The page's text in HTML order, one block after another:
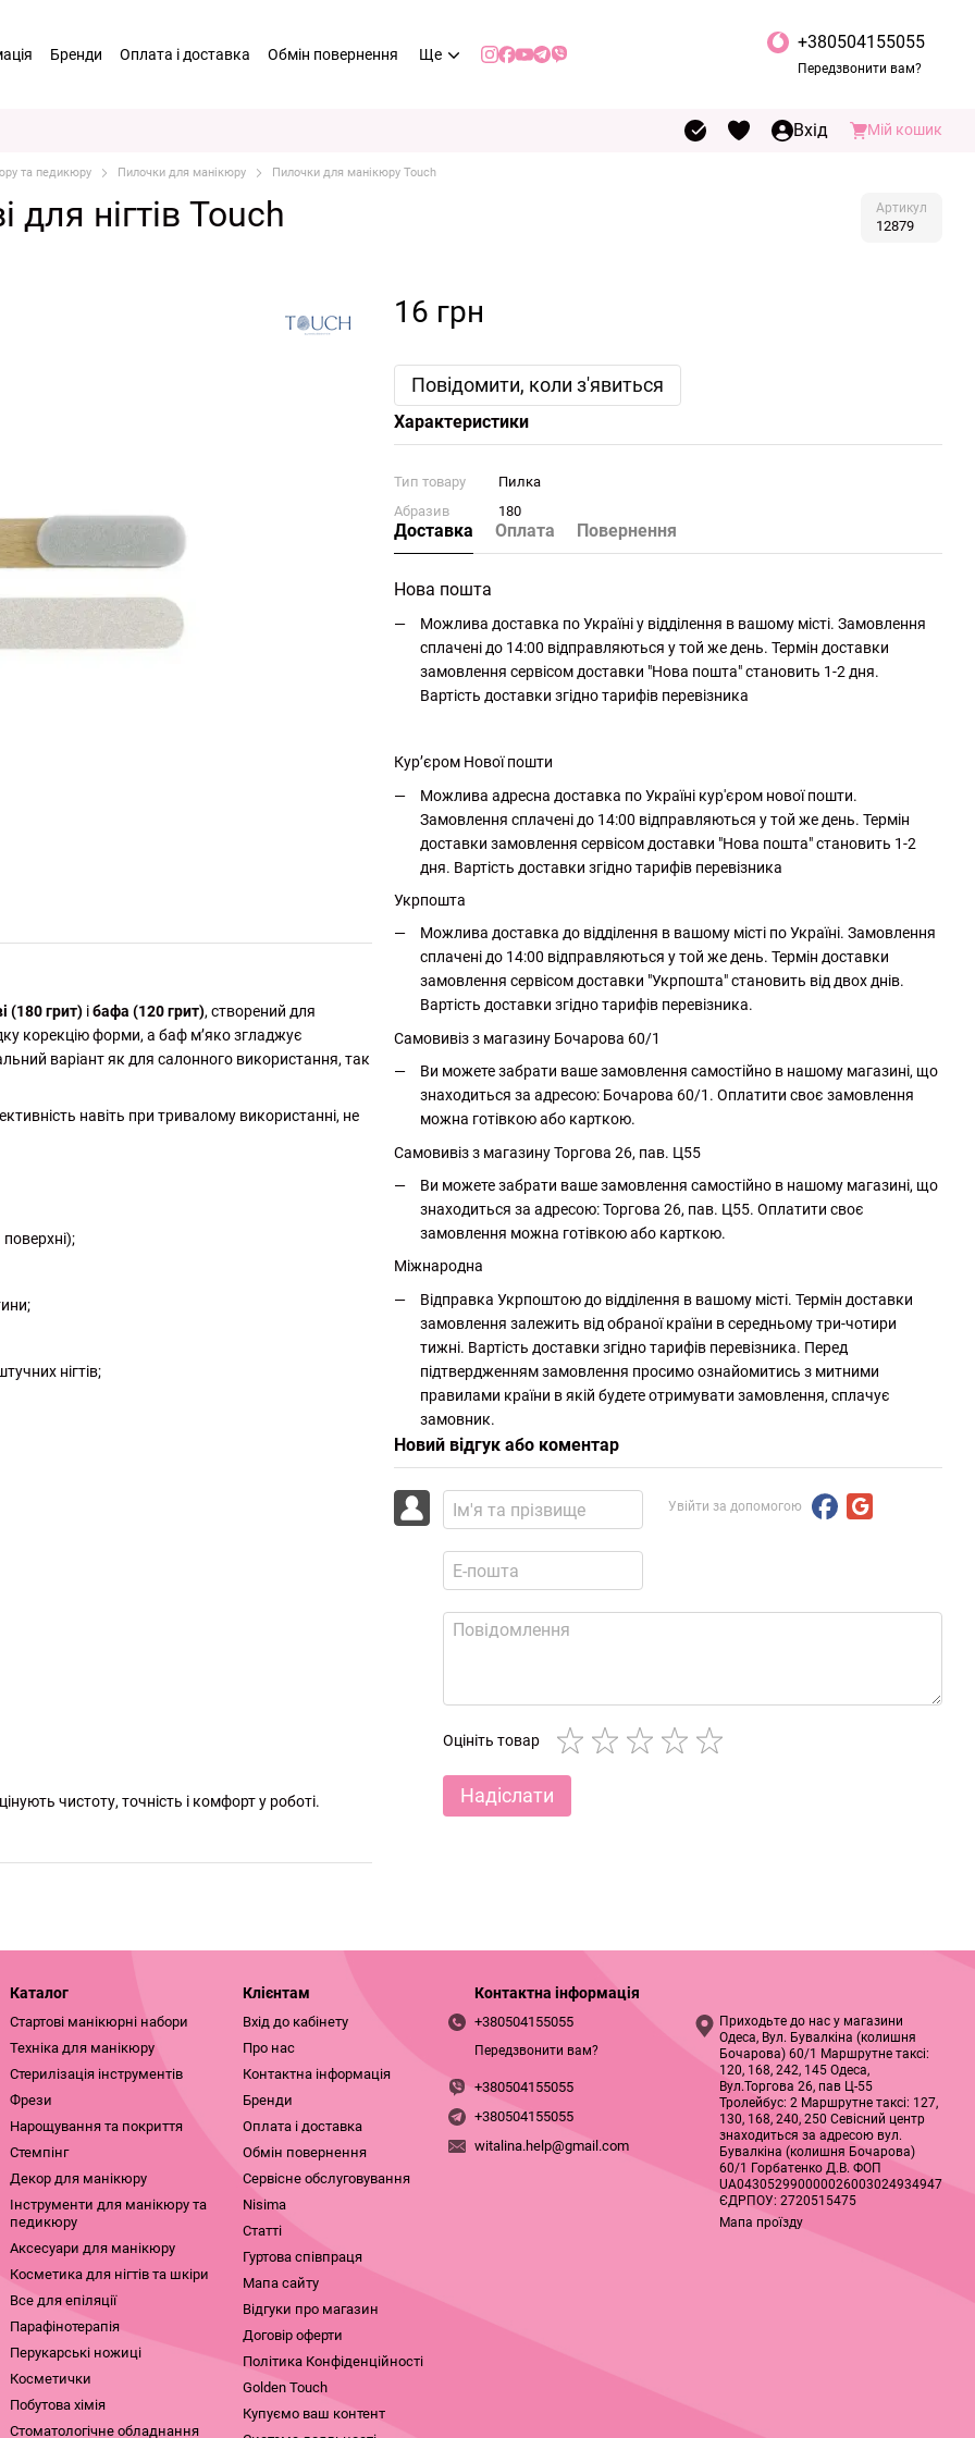
Бренди Оплата і доставка Обмін повернення Ще
+380504155055
Передзвонити вам?
Вхід Мій кошик
та педикюру Пилочки для манікюру Пилочки для манікюру Touch
нігтів Touch Артикул
12879
(180 грит) ібафа (120 грит), створений для
корекцію форми, а баф м’яко згладжує
варіант як для салонного використання, так
навіть при тривалому використанні, не
нігтів;
чистоту, точність і комфорт у роботі.
16 грн
Повідомити, коли з'явиться
Характеристики
Тип товару
Пилка
Абразив
180
Доставка Оплата Повернення
Нова пошта
Можлива доставка по Україні у відділення в вашому місті. Замовлення
сплачені до 14:00 відправляються у той же день. Термін доставки
замовлення сервісом доставки "Нова пошта" становить 1-2 дня.
Вартість доставки згідно тарифів перевізника
Кур’єром Нової пошти
Можлива адресна доставка по Україні кур'єром нової пошти.
Замовлення сплачені до 14:00 відправляються у той же день. Термін
доставки замовлення сервісом доставки "Нова пошта" становить 1-2
дня. Вартість доставки згідно тарифів перевізника
Укрпошта
Можлива доставка до відділення в вашому місті по Україні. Замовлення
сплачені до 14:00 відправляються у той же день. Термін доставки
замовлення сервісом доставки "Укрпошта" становить від двох днів.
Вартість доставки згідно тарифів перевізника.
Самовивіз з магазину Бочарова 60/1
Ви можете забрати ваше замовлення самостійно в нашому магазині, що
знаходиться за адресою: Бочарова 60/1. Оплатити своє замовлення
можна готівкою або карткою.
Самовивіз з магазину Торгова 26, пав. Ц55
Ви можете забрати ваше замовлення самостійно в нашому магазині, що
знаходиться за адресою: Торгова 26, пав. Ц55. Оплатити своє
замовлення можна готівкою або карткою.
Міжнародна
Відправка Укрпоштою до відділення в вашому місті. Термін доставки
замовлення залежить від обраної країни в середньому три-чотири
тижні. Вартість доставки згідно тарифів перевізника. Перед
підтвердженням замовлення просимо ознайомитись з митними
правилами країни в якій будете отримувати замовлення, сплачує
замовник.
Новий відгук або коментар
Увійти за допомогою
Оцініть товар
Надіслати
Каталог
Стартові манікюрні набори
Техніка для манікюру
Стерилізація інструментів
Фрези
Нарощування та покриття
Стемпінг
Декор для манікюру
Інструменти для манікюру та
педикюру
Аксесуари для манікюру
Косметика для нігтів та шкіри
Все для епіляції
Парафінотерапія
Перукарські ножиці
Косметички
Побутова хімія
Стоматологічне обладнання
Клієнтам
Вхід до кабінету
Про нас
Контактна інформація
Бренди
Оплата і доставка
Обмін повернення
Сервісне обслуговування
Nisima
Статті
Гуртова співпраця
Мапа сайту
Відгуки про магазин
Договір оферти
Політика Конфіденційності
Golden Touch
Купуємо ваш контент
Контактна інформація
+380504155055
Передзвонити вам?
+380504155055
+380504155055
witalina.help@gmail.com
Приходьте до нас у магазини
Одеса, Вул. Бувалкіна (колишня
Бочарова) 60/1 Маршрутне таксі:
120, 168, 242, 145 Одеса,
Вул.Торгова 26, пав Ц-55
Тролейбус: 2 Маршрутне таксі: 127,
130, 168, 240, 250 Севісний центр
знаходиться за адресою вул.
Бувалкіна (колишня Бочарова)
60/1 Горбатенко Д.В. ФОП
UA043052990000026003024934947
ЄДРПОУ: 2720515475
Мапа проїзду